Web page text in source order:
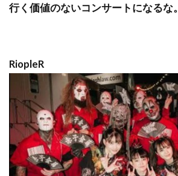
行く価値のないコンサートになるな。
RiopleR